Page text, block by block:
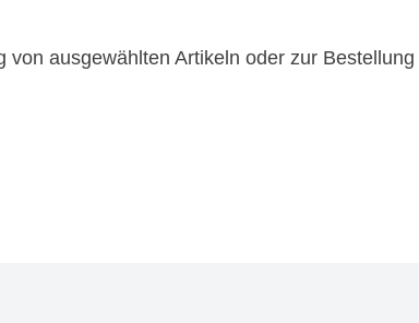
von ausgewählten Artikeln oder zur